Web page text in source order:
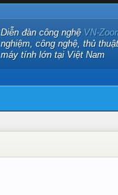
Diễn đàn công nghệ VN-
nghiệm, công nghệ, thủ
máy tính lớn tại Việt Nam